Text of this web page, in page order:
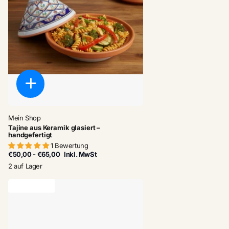
Mein Shop
Tajine aus Keramik glasiert –
handgefertigt
1 Bewertung
€50,00- €65,00 Inkl. MwSt
2 auf Lager